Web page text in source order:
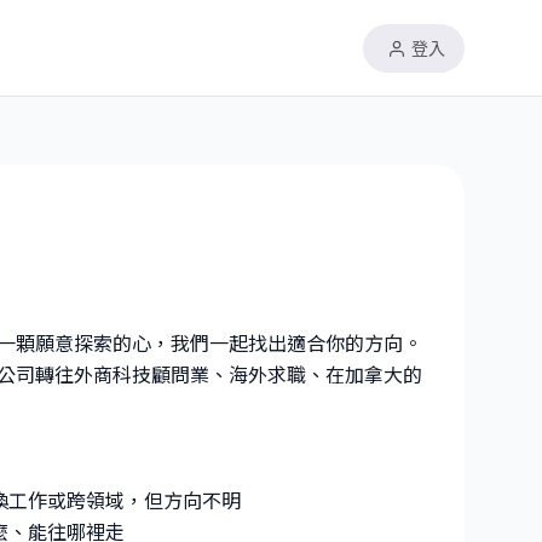
登入
願意探索的心，我們一起找出適合你的方向。
司轉往外商科技顧問業、海外求職、在加拿大的
作或跨領域，但方向不明
、能往哪裡走